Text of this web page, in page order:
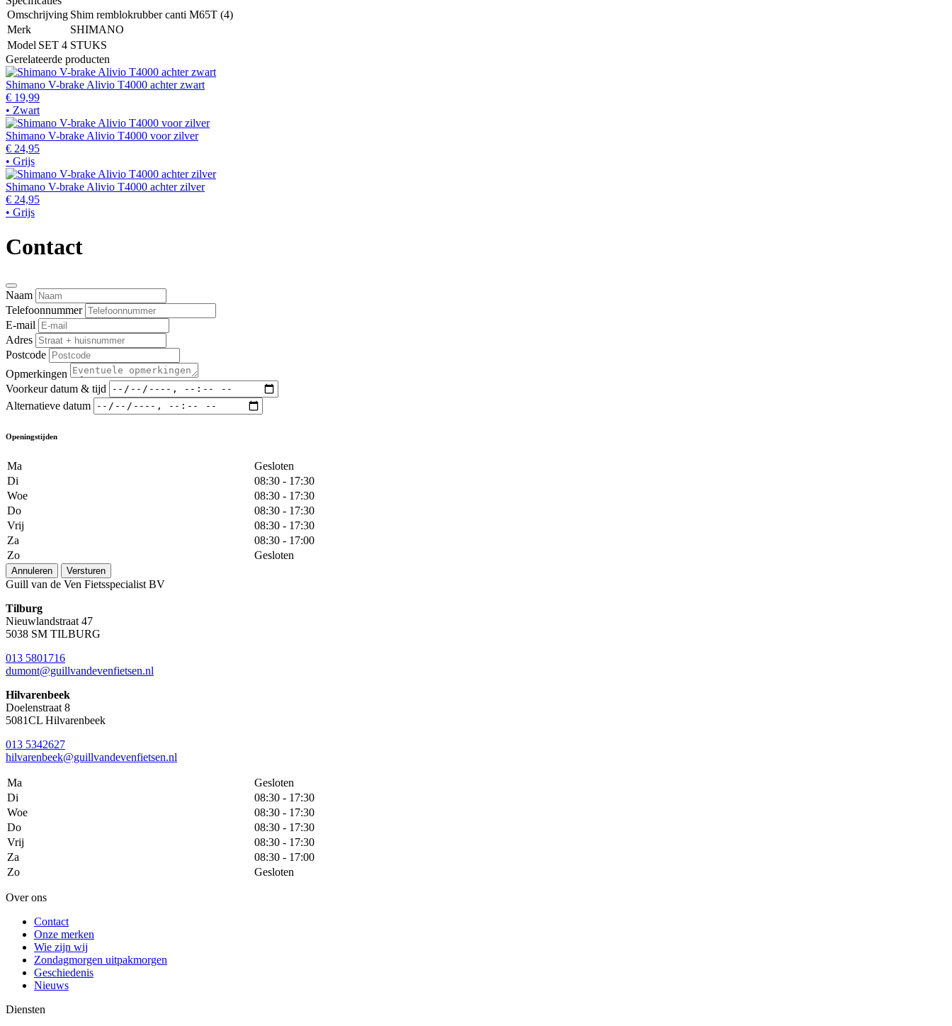
Omschrijving Shim remblokrubber canti M65T (4)
Merk
SHIMANO
Model SET 4 STUKS
Gerelateerde producten
Shimano V-brake Alivio T4000 achter zwart
€ 19,99
• Zwart
Shimano V-brake Alivio T4000 voor zilver
€ 24,95
• Grijs
Shimano V-brake Alivio T4000 achter zilver
€ 24,95
• Grijs
Contact
Naam
Telefoonnummer
E-mail
Adres
Postcode
Opmerkingen
Voorkeur datum & tijd
Alternatieve datum
Openingstijden
Ma
Gesloten
Di
08:30 - 17:30
Woe
08:30 - 17:30
Do
08:30 - 17:30
Vrij
08:30 - 17:30
Za
08:30 - 17:00
Zo
Gesloten
Annuleren Versturen
Guill van de Ven Fietsspecialist BV
Tilburg
Nieuwlandstraat 47
5038 SM TILBURG
013 5801716
dumont@guillvandevenfietsen.nl
Hilvarenbeek
Doelenstraat 8
5081CL Hilvarenbeek
013 5342627
hilvarenbeek@guillvandevenfietsen.nl
Ma
Gesloten
Di
08:30 - 17:30
Woe
08:30 - 17:30
Do
08:30 - 17:30
Vrij
08:30 - 17:30
Za
08:30 - 17:00
Zo
Gesloten
Over ons
Contact
Onze merken
Wie zijn wij
Zondagmorgen uitpakmorgen
Geschiedenis
Nieuws
Diensten